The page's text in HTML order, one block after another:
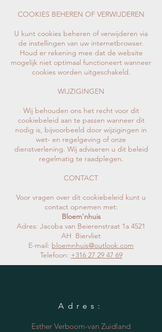
COOKIES BEHEREN OF VERWIJDEREN
U kunt cookies beheren of verwijderen via
de instellingen van uw internetbrowser.
Houd er rekening mee dat de website
mogelijk niet optimaal functioneert wanneer
cookies worden uitgeschakeld.
WIJZIGINGEN
Wij behouden ons het recht voor dit
cookiebeleid aan te passen wanneer dit
nodig is, bijvoorbeeld door wijzigingen in
wet- en regelgeving of onze
dienstverlening. Wij adviseren u dit beleid
regelmatig te raadplegen.
CONTACT
Voor vragen over dit cookiebeleid kunt u
contact opnemen met:
Bloem'nhuis
Adres: Jacoba van Beierenstraat 1a 4521
AH Biervliet
E-mail: bloemnhuis@outlook.com
Telefoon: +316 27 29 47 69
Adres:
Esther Verboom-van Zuidland